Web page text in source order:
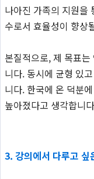
나아진 가족의 지원을
수로서 효율성이 향상
본질적으로, 제 목표
니다. 동시에 균형 있
니다. 한국에 온 덕분
높아졌다고 생각합니
3. 강의에서 다루고 싶